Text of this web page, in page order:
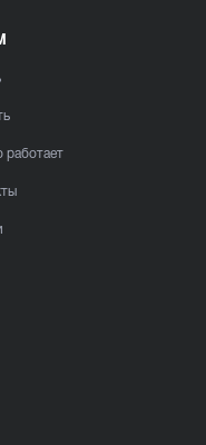
работает